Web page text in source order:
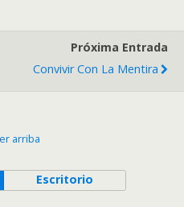
Próxima Entrada
Convivir Con La Mentira
arriba
Escritorio